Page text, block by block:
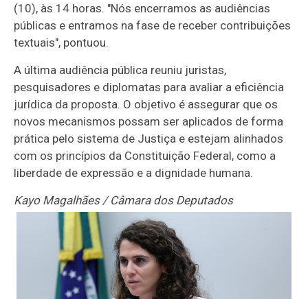
(10), às 14 horas. "Nós encerramos as audiências
públicas e entramos na fase de receber contribuições
textuais", pontuou.
A última audiência pública reuniu juristas,
pesquisadores e diplomatas para avaliar a eficiência
jurídica da proposta. O objetivo é assegurar que os
novos mecanismos possam ser aplicados de forma
prática pelo sistema de Justiça e estejam alinhados
com os princípios da Constituição Federal, como a
liberdade de expressão e a dignidade humana.
Kayo Magalhães / Câmara dos Deputados